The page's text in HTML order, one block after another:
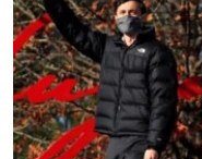
Learning English
СОЦИАЛЬНЫЕ СЕТИ